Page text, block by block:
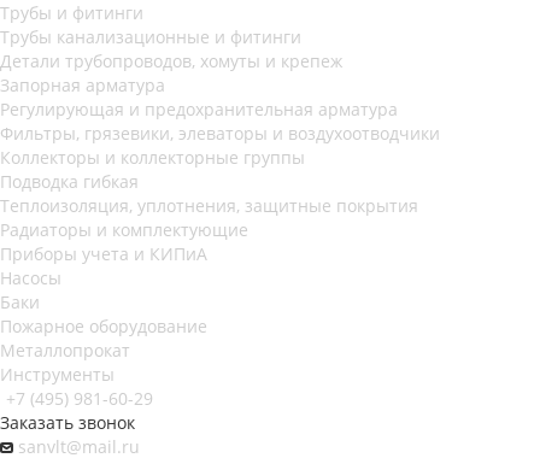
Трубы и фитинги
Трубы канализационные и фитинги
Детали трубопроводов, хомуты и крепеж
Запорная арматура
Регулирующая и предохранительная арматура
Фильтры, грязевики, элеваторы и воздухоотводчики
Коллекторы и коллекторные группы
Подводка гибкая
Теплоизоляция, уплотнения, защитные покрытия
Радиаторы и комплектующие
Приборы учета и КИПиА
Насосы
Баки
Пожарное оборудование
Металлопрокат
Инструменты
+7 (495) 981-60-29
Заказать звонок
sanvlt@mail.ru